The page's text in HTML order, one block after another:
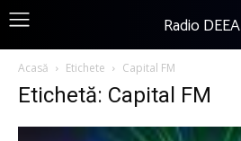
Radio DEEA
Acasă Etichete Capital FM
Etichetă: Capital FM